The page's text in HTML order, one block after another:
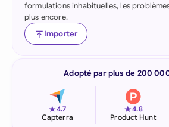
formulations inhabituelles, les
plus encore.
Importer
Adopté par plus de 200
★4.7
Capterra
★4.8
Product Hunt